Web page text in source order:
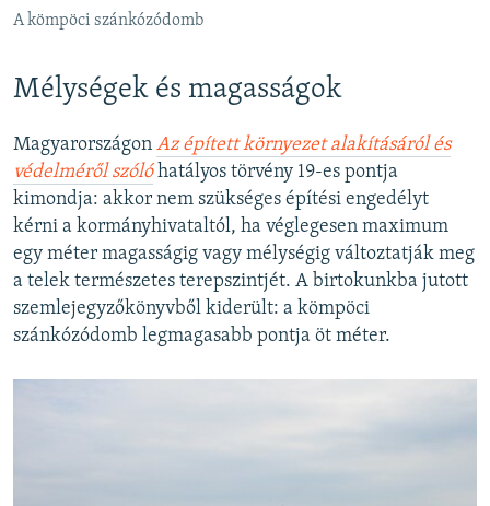
A kömpöci szánkózódomb
Mélységek és magasságok
Magyarországon Az épített környezet alakításáról és
védelméről szólóhatályos törvény 19-es pontja
kimondja: akkor nem szükséges építési engedélyt
kérni a kormányhivataltól, ha véglegesen maximum
egy méter magasságig vagy mélységig változtatják meg
a telek természetes terepszintjét. A birtokunkba jutott
szemlejegyzőkönyvből kiderült: a kömpöci
szánkózódomb legmagasabb pontja öt méter.